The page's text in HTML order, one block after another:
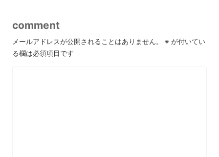
comment
メールアドレスが公開されることはありません。 ※ が付いてい
る欄は必須項目です